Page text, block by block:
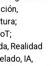
Realidad
IA,